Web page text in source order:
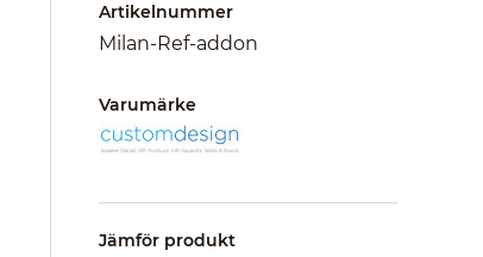
Artikelnummer
Milan-Ref-addon
Varumärke
Jämför produkt